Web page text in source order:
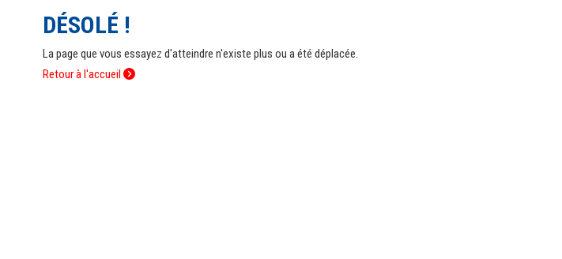
DÉSOLÉ !
La page que vous essayez d'atteindre n'existe plus ou a été déplacée.
Retour à l'accueil